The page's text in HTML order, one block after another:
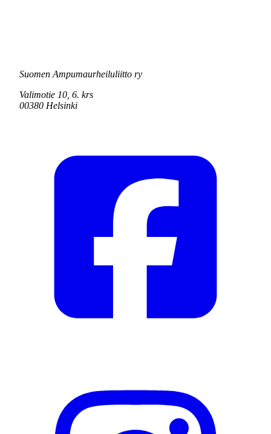
Suomen Ampumaurheiluliitto ry
Valimotie 10, 6. krs
00380 Helsinki